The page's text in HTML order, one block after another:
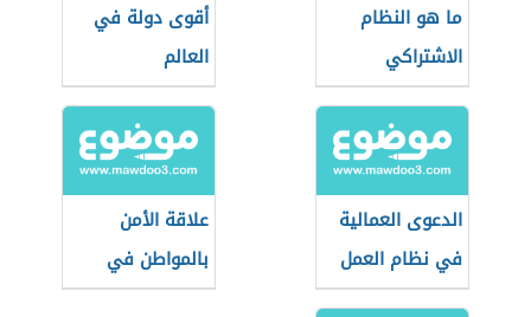
ما هو النظام
الاشتراكي
أقوى دولة في
العالم
الدعوى العمالية
في نظام العمل
السعودي
علاقة الأمن
بالمواطن في
بعدها الاجتماعي